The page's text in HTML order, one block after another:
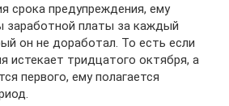
срока предупреждения, ему
заработной платы за каждый
он не доработал. То есть если
истекает тридцатого октября, а
первого, ему полагается